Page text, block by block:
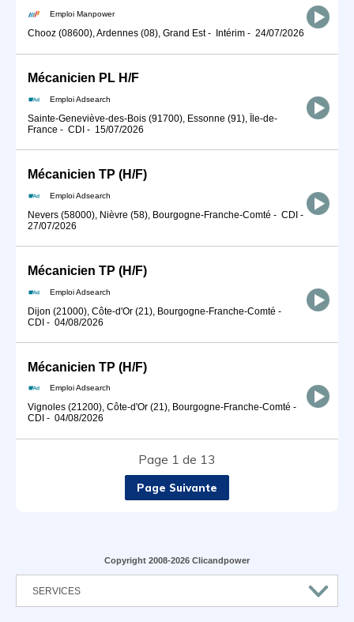
Emploi Manpower
Chooz (08600), Ardennes (08), Grand Est- Intérim - 24/07/2026
Mécanicien PL H/F
Emploi Adsearch
Sainte-Geneviève-des-Bois (91700), Essonne (91), Île-de-
France - CDI - 15/07/2026
Mécanicien TP (H/F)
Emploi Adsearch
Nevers (58000), Nièvre (58), Bourgogne-Franche-Comté - CDI -
27/07/2026
Mécanicien TP (H/F)
Emploi Adsearch
Dijon (21000), Côte-d'Or (21), Bourgogne-Franche-Comté -
CDI - 04/08/2026
Mécanicien TP (H/F)
Emploi Adsearch
Vignoles (21200), Côte-d'Or (21), Bourgogne-Franche-Comté -
CDI - 04/08/2026
Page 1 de 13
Page Suivante
Copyright 2008-2026 Clicandpower
SERVICES